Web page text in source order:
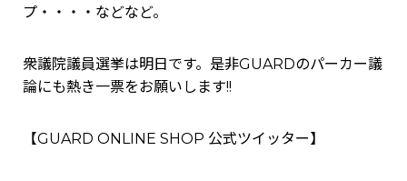
プ・・・・などなど。
衆議院議員選挙は明日です。是非GUARDのパーカー議
論にも熱き一票をお願いします!!
【GUARD ONLINE SHOP 公式ツイッター】